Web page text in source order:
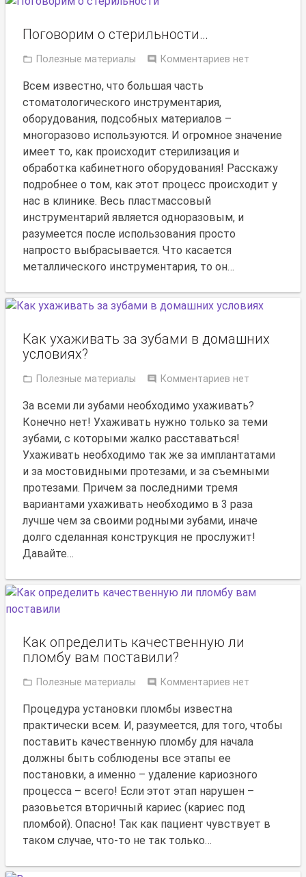
Поговорим о стерильности…
Полезные материалы Комментариев нет
Всем известно, что большая часть
стоматологического инструментария,
оборудования, подсобных материалов –
многоразово используются. И огромное значение
имеет то, как происходит стерилизация и
обработка кабинетного оборудования! Расскажу
подробнее о том, как этот процесс происходит у
нас в клинике. Весь пластмассовый
инструментарий является одноразовым, и
разумеется после использования просто
напросто выбрасывается. Что касается
металлического инструментария, то он…
Как ухаживать за зубами в домашних
условиях?
Полезные материалы Комментариев нет
За всеми ли зубами необходимо ухаживать?
Конечно нет! Ухаживать нужно только за теми
зубами, с которыми жалко расставаться!
Ухаживать необходимо так же за имплантатами
и за мостовидными протезами, и за съемными
протезами. Причем за последними тремя
вариантами ухаживать необходимо в 3 раза
лучше чем за своими родными зубами, иначе
долго сделанная конструкция не прослужит!
Давайте…
Как определить качественную ли
пломбу вам поставили?
Полезные материалы Комментариев нет
Процедура установки пломбы известна
практически всем. И, разумеется, для того, чтобы
поставить качественную пломбу для начала
должны быть соблюдены все этапы ее
постановки, а именно – удаление кариозного
процесса – всего! Если этот этап нарушен –
разовьется вторичный кариес (кариес под
пломбой). Опасно! Так как пациент чувствует в
таком случае, что-то не так только…